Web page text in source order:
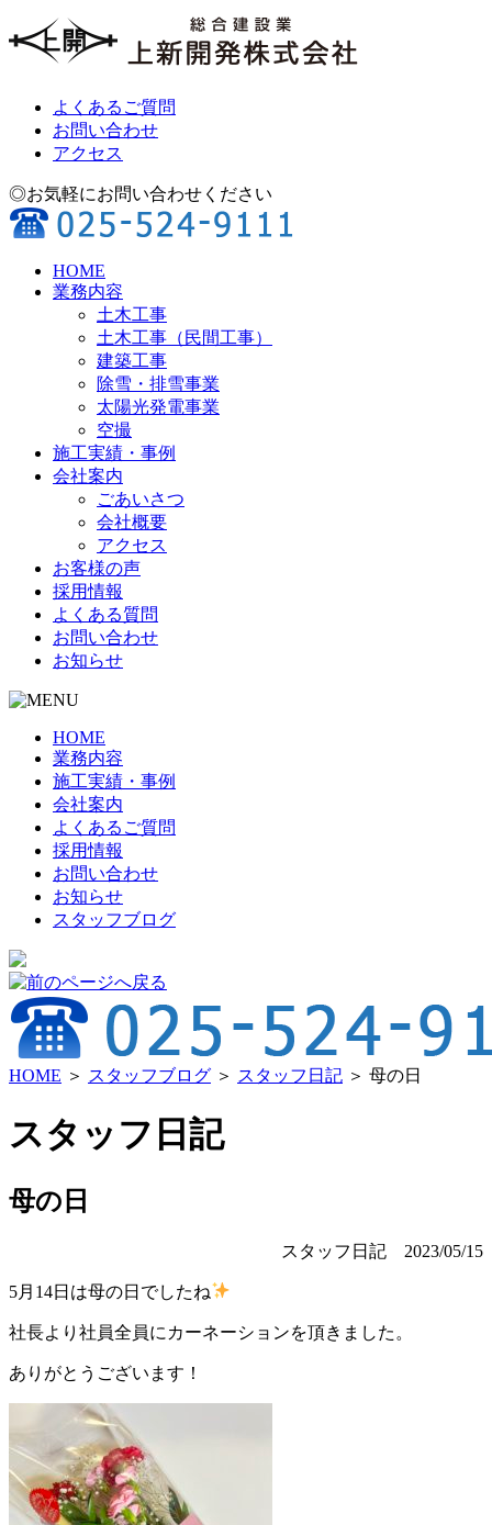
よくあるご質問
お問い合わせ
アクセス
◎お気軽にお問い合わせください
HOME
業務内容
土木工事
土木工事（民間工事）
建築工事
除雪・排雪事業
太陽光発電事業
空撮
施工実績・事例
会社案内
ごあいさつ
会社概要
アクセス
お客様の声
採用情報
よくある質問
お問い合わせ
お知らせ
HOME
業務内容
施工実績・事例
会社案内
よくあるご質問
採用情報
お問い合わせ
お知らせ
スタッフブログ
HOME ＞ スタッフブログ ＞ スタッフ日記 ＞ 母の日
スタッフ日記
母の日
スタッフ日記 2023/05/15
5月14日は母の日でしたね
社長より社員全員にカーネーションを頂きました。
ありがとうございます！